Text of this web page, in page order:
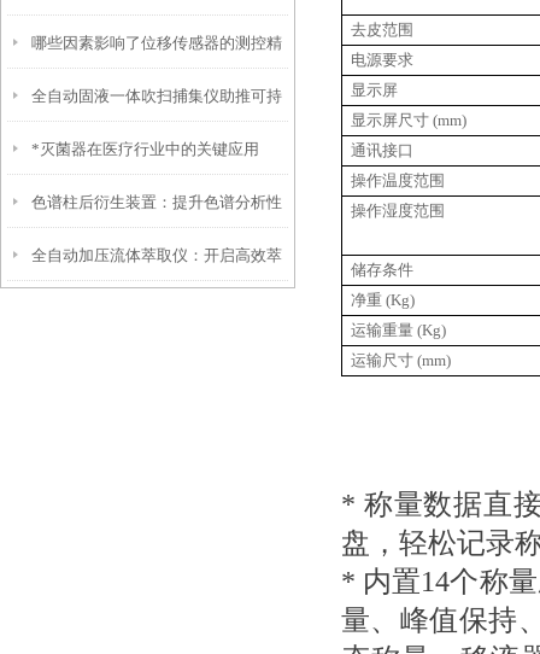
巧与维护建议
哪些因素影响了位移传感器的测控精
度
全自动固液一体吹扫捕集仪助推可持
续发展
*灭菌器在医疗行业中的关键应用
色谱柱后衍生装置：提升色谱分析性
能的关键技术
全自动加压流体萃取仪：开启高效萃
去皮范围
电源要求
显示屏
显示屏尺寸 (mm)
通讯接口
操作温度范围
操作湿度范围
储存条件
净重 (Kg)
运输重量 (Kg)
运输尺寸 (mm)
* 称量数据直
盘，轻松记录
* 内置14个称
量、峰值保持